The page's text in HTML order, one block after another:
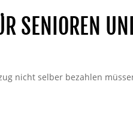
SENIOREN
nicht selber bezahlen